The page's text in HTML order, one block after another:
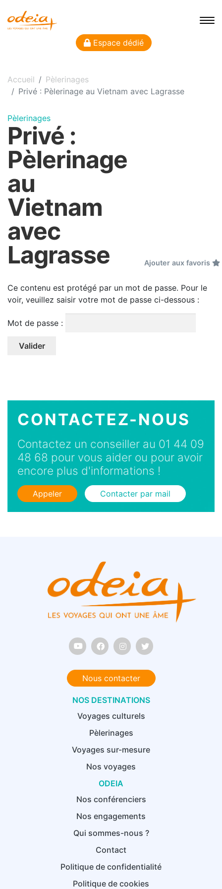
Espace dédié
Accueil
Pèlerinages
Privé : Pèlerinage au Vietnam avec Lagrasse
Pèlerinages
Privé :
Pèlerinage
au
Vietnam
avec
Lagrasse
Ajouter aux favoris
Ce contenu est protégé par un mot de passe. Pour le
voir, veuillez saisir votre mot de passe ci-dessous :
Mot de passe :
CONTACTEZ-NOUS
Contactez un conseiller au 01 44 09
48 68 pour vous aider ou pour avoir
encore plus d'informations !
Appeler Contacter par mail
Nous contacter
NOS DESTINATIONS
Voyages culturels
Pèlerinages
Voyages sur-mesure
Nos voyages
ODEIA
Nos conférenciers
Nos engagements
Qui sommes-nous ?
Contact
Politique de confidentialité
Politique de cookies